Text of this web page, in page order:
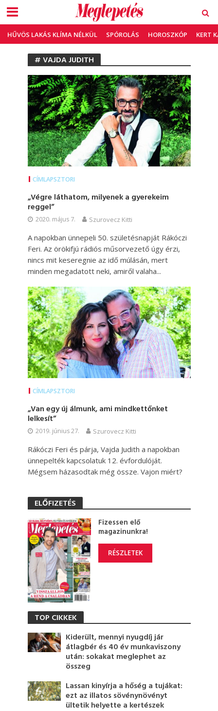
HŰVÖS LAKÁS KLÍMA NÉLKÜL SPÓROLÁS HOROSZKÓP KERT
# VAJDA JUDITH
CÍMLAPSZTORI
„Végre láthatom, milyenek a gyerekeim
reggel”
2020. május 7. Szurovecz Kitti
A napokban ünnepeli 50. születésnapját Rákóczi
Feri. Az örökifjú rádiós műsorvezető úgy érzi,
nincs mit keseregnie az idő múlásán, mert
minden megadatott neki, amiről valaha...
CÍMLAPSZTORI
„Van egy új álmunk, ami mindkettőnket
lelkesít”
2019. június 27. Szurovecz Kitti
Rákóczi Feri és párja, Vajda Judith a napokban
ünnepelték kapcsolatuk 12. évfordulóját.
Mégsem házasodtak még össze. Vajon miért?
ELŐFIZETÉS
Fizessen elő
magazinunkra!
RÉSZLETEK
TOP CIKKEK
Kiderült, mennyi nyugdíj jár
átlagbér és 40 év munkaviszony
után: sokakat meglephet az
összeg
Lassan kinyírja a hőség a tujákat:
ezt az illatos sövénynövényt
ültetik helyette a kertészek